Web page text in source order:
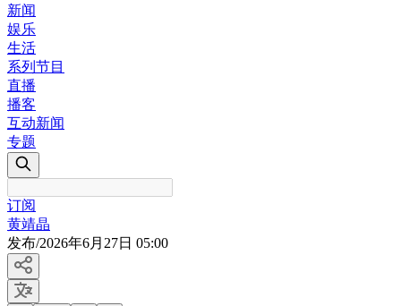
新闻
娱乐
生活
系列节目
直播
播客
互动新闻
专题
订阅
黄靖晶
发布/2026年6月27日 05:00